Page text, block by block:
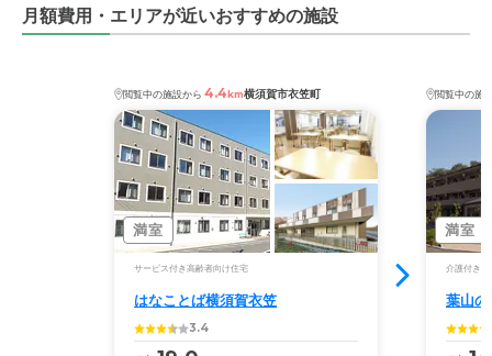
月額費用・エリアが近いおすすめの施設
閲覧中の施設から 4.4km横須賀市衣笠町
満室
サービス付き高齢者向け住宅
はなことば横須賀衣笠
3.4
閲覧中の施
満室
介護付き有
葉山の